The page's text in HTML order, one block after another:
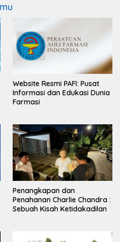
Website Resmi PAFI: Pusat
Informasi dan Edukasi Dunia
Farmasi
Penangkapan dan
Penahanan Charlie Chandra :
Sebuah Kisah Ketidakadilan